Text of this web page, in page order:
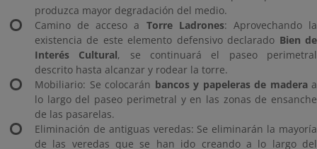
produzca mayor degradación del medio.
Camino de acceso a Torre Ladrones: Aprovechando la
existencia de este elemento defensivo declarado Bien de
Interés Cultural, se continuará el paseo perimetral
descrito hasta alcanzar y rodear la torre.
Mobiliario: Se colocarán bancos y papeleras de maderaa
lo largo del paseo perimetral y en las zonas de ensanche
de las pasarelas.
Eliminación de antiguas veredas: Se eliminarán la mayoría
de las veredas que se han ido creando a lo largo del